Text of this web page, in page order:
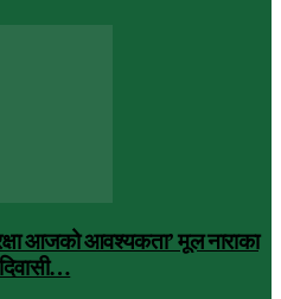
आजको आवश्यकता’ मूल नाराका